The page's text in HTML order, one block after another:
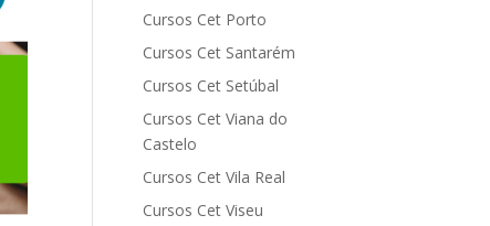
Cursos Cet Porto
Cursos Cet Santarém
Cursos Cet Setúbal
Cursos Cet Viana do
Castelo
Cursos Cet Vila Real
Cursos Cet Viseu